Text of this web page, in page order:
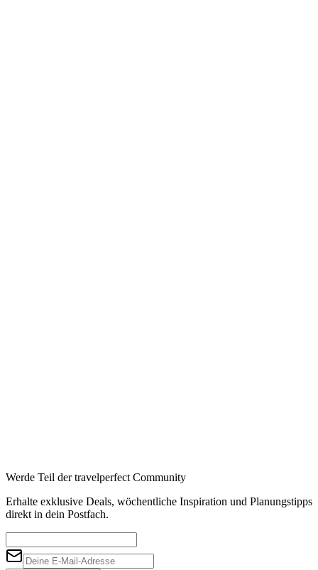
Werde Teil der travelperfect Community
Erhalte exklusive Deals, wöchentliche Inspiration und Planungstipps
direkt in dein Postfach.